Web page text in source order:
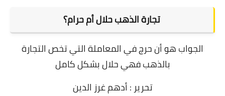
تجارة الذهب حلال أم حرام؟
الجواب هو أن حرج في المعاملة التي تخص التجارة
بالذهب فهي حلال بشكل كامل
تحرير : أدهم غرز الدين